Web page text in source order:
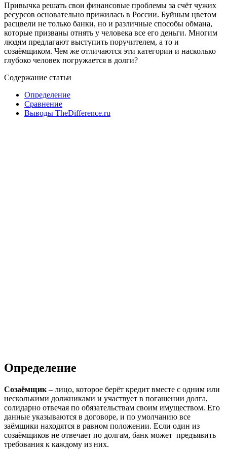
Привычка решать свои финансовые проблемы за счёт чужих
ресурсов основательно прижилась в России. Буйным цветом
расцвели не только банки, но и различные способы обмана,
которые призваны отнять у человека все его деньги. Многим
людям предлагают выступить поручителем, а то и
созаёмщиком. Чем же отличаются эти категории и насколько
глубоко человек погружается в долги?
Содержание статьи
Определение
Сравнение
Выводы TheDifference.ru
Определение
Созаёмщик – лицо, которое берёт кредит вместе с одним или
несколькими должниками и участвует в погашении долга,
солидарно отвечая по обязательствам своим имуществом. Его
данные указываются в договоре, и по умолчанию все
заёмщики находятся в равном положении. Если один из
созаёмщиков не отвечает по долгам, банк может предъявить
требования к каждому из них.